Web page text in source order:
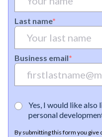
Last name*
Business email*
Yes, I would like
personal
By submitting this form you give